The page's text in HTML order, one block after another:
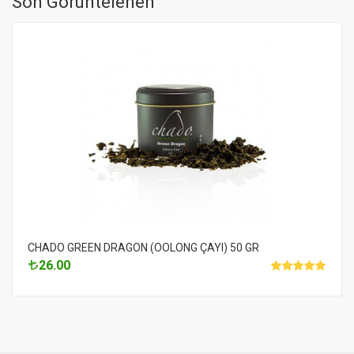
CHADO GREEN DRAGON (OOLONG ÇAYI) 50 GR
26.00